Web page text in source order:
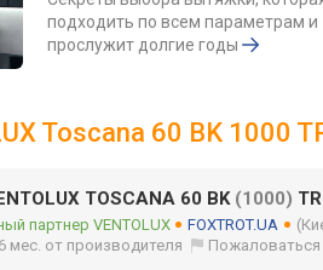
подходить по всем параметрам и
прослужит долгие годы
Toscana 60 BK 1000
TOSCANA 60 BK (1000)
партнер VENTOLUX FOXTROT.UA
мес. от производителя
Пожаловаться